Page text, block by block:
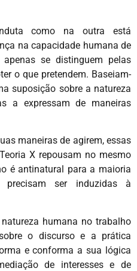
como na outra está
na capacidade humana de
se distinguem pelas
o que pretendem. Baseiam-
suposição sobre a natureza
a expressam de maneiras
maneiras de agirem, essas
X repousam no mesmo
é antinatural para a maioria
precisam ser induzidas à
humana no trabalho
o discurso e a prática
e conforma a sua lógica
de interesses e de